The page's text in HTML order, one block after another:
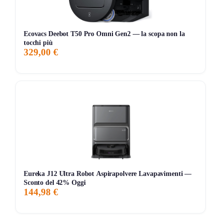
Autonomia di 180 minuti per coprire ampie aree
Controllo vocale e tramite app per un’esperienza
utente semplificata
Contro:
L’Eureka E20 Evo Plus è perfetto per famiglie con animali
domestici, persone con capelli lunghi e chiunque desideri
una pulizia profonda e senza sforzo. La sua tecnologia
aspirapolvere facile da usare e versatile.
Ecovacs Deebot T50 Pro Omni Gen2 — la scopa non la
tocchi più
329,00 €
Eureka J12 Ultra Robot Aspirapolvere Lavapavimenti —
Sconto del 42% Oggi
144,98 €